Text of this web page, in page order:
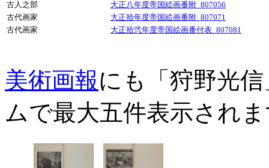
古人之部
大正八年度帝国絵画番附_807056
古代画家
大正拾年度帝国絵画番附_807071
古代画家
大正拾弐年度帝国絵画番付表_807081
美術画報にも「狩野光
ムで最大五件表示され